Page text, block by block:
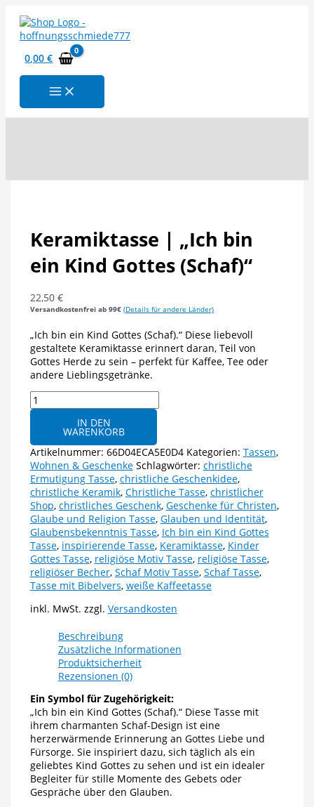
Inhalt
springen
0,00€
Keramiktasse | „Ich bin
ein Kind Gottes (Schaf)“
22,50 €
Versandkostenfrei ab 99€ (Details für andere Länder)
„Ich bin ein Kind Gottes (Schaf).“ Diese liebevoll
gestaltete Keramiktasse erinnert daran, Teil von
Gottes Herde zu sein – perfekt für Kaffee, Tee oder
andere Lieblingsgetränke.
Keramiktasse
|
ein
Kind
Gottes
(Schaf)“
Menge
IN DEN
WARENKORB
Artikelnummer: 66D04ECA5E0D4 Kategorien: Tassen,
Wohnen & Geschenke Schlagwörter: christliche
Ermutigung Tasse, christliche Geschenkidee,
christliche Keramik, Christliche Tasse, christlicher
Shop, christliches Geschenk, Geschenke für Christen,
Glaube und Religion Tasse, Glauben und Identität,
Glaubensbekenntnis Tasse, Ich bin ein Kind Gottes
Tasse, inspirierende Tasse, Keramiktasse, Kinder
Gottes Tasse, religiöse Motiv Tasse, religiöse Tasse,
religiöser Becher, Schaf Motiv Tasse, Schaf Tasse,
Tasse mit Bibelvers, weiße Kaffeetasse
inkl. MwSt. zzgl. Versandkosten
Beschreibung
Zusätzliche Informationen
Produktsicherheit
Rezensionen (0)
Ein Symbol für Zugehörigkeit:
„Ich bin ein Kind Gottes (Schaf).“ Diese Tasse mit
ihrem charmanten Schaf-Design ist eine
herzerwärmende Erinnerung an Gottes Liebe und
Fürsorge. Sie inspiriert dazu, sich täglich als ein
geliebtes Kind Gottes zu sehen und ist ein idealer
Begleiter für stille Momente des Gebets oder
Gespräche über den Glauben.